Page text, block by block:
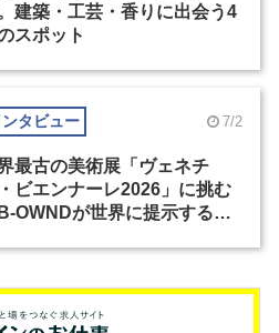
建築・工芸・香りに出会う4
スポット
ンタビュー 7/2
最古の美術展「ヴェネチ
ビエンナーレ2026」に挑む
OWNDが世界に提示する美